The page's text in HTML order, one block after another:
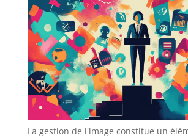
La gestion de l'image constitue un